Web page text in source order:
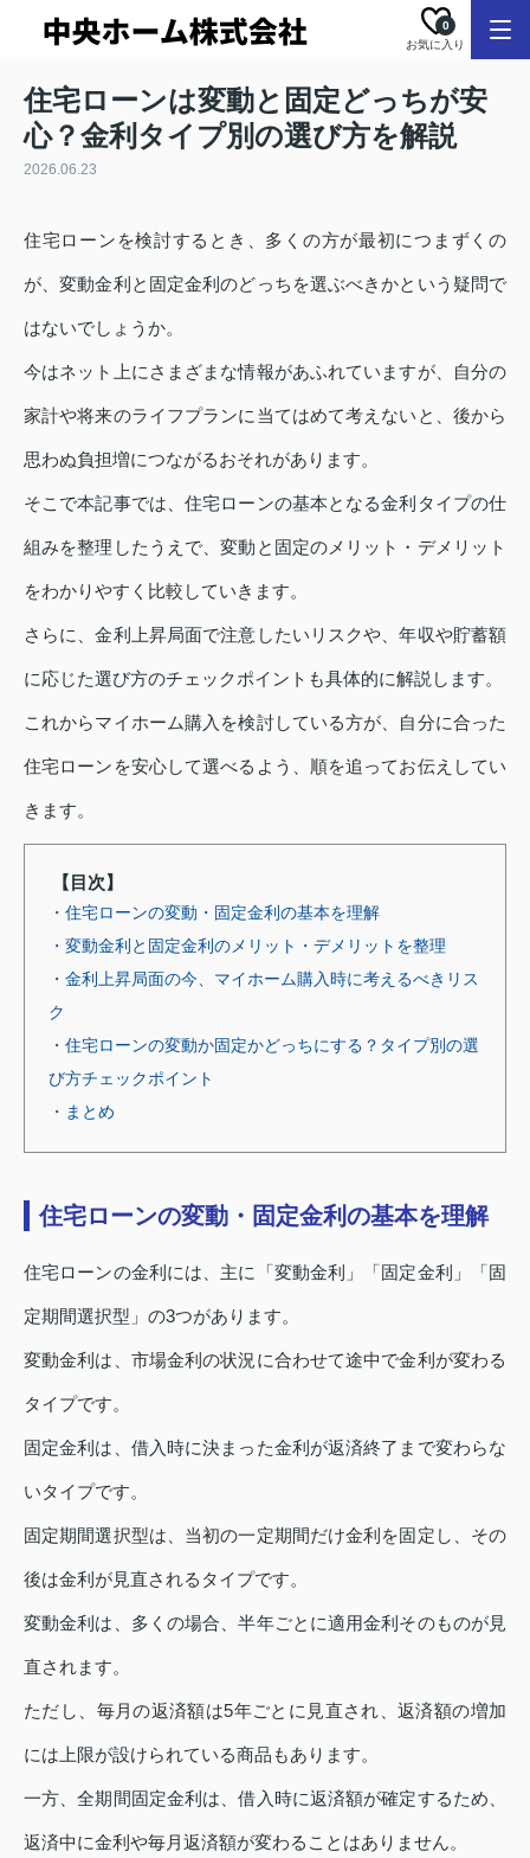
お気に入り
0
住宅ローンは変動と固定どっちが安
心？金利タイプ別の選び方を解説
2026.06.23
住宅ローンを検討するとき、多くの方が最初につまずくの
が、変動金利と固定金利のどっちを選ぶべきかという疑問で
はないでしょうか。
今はネット上にさまざまな情報があふれていますが、自分の
家計や将来のライフプランに当てはめて考えないと、後から
思わぬ負担増につながるおそれがあります。
そこで本記事では、住宅ローンの基本となる金利タイプの仕
組みを整理したうえで、変動と固定のメリット・デメリット
をわかりやすく比較していきます。
さらに、金利上昇局面で注意したいリスクや、年収や貯蓄額
に応じた選び方のチェックポイントも具体的に解説します。
これからマイホーム購入を検討している方が、自分に合った
住宅ローンを安心して選べるよう、順を追ってお伝えしてい
きます。
【目次】
・住宅ローンの変動・固定金利の基本を理解
・変動金利と固定金利のメリット・デメリットを整理
・金利上昇局面の今、マイホーム購入時に考えるべきリス
ク
・住宅ローンの変動か固定かどっちにする？タイプ別の選
び方チェックポイント
・まとめ
住宅ローンの変動・固定金利の基本を理解
住宅ローンの金利には、主に「変動金利」「固定金利」「固
定期間選択型」の3つがあります。
変動金利は、市場金利の状況に合わせて途中で金利が変わる
タイプです。
固定金利は、借入時に決まった金利が返済終了まで変わらな
いタイプです。
固定期間選択型は、当初の一定期間だけ金利を固定し、その
後は金利が見直されるタイプです。
変動金利は、多くの場合、半年ごとに適用金利そのものが見
直されます。
ただし、毎月の返済額は5年ごとに見直され、返済額の増加
には上限が設けられている商品もあります。
一方、全期間固定金利は、借入時に返済額が確定するため、
返済中に金利や毎月返済額が変わることはありません。